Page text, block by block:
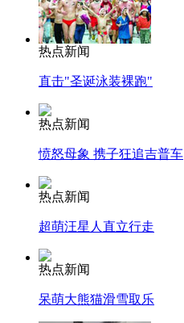
热点新闻
直击"圣诞泳装裸跑"
热点新闻
愤怒母象 携子狂追吉普车
热点新闻
超萌汪星人直立行走
热点新闻
呆萌大熊猫滑雪取乐